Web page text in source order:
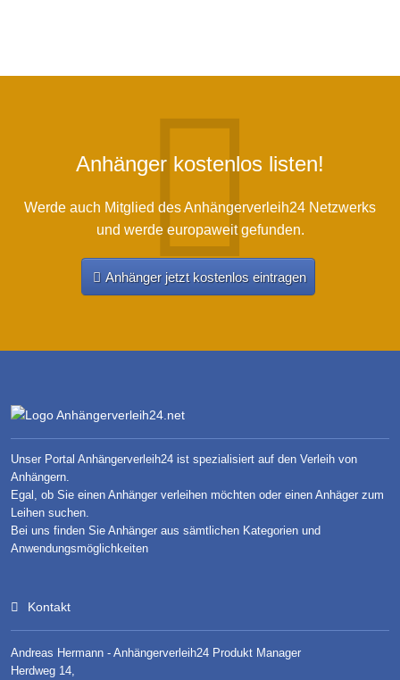
Anhänger kostenlos listen!
Werde auch Mitglied des Anhängerverleih24 Netzwerks
und werde europaweit gefunden.
Anhänger jetzt kostenlos eintragen
Unser Portal Anhängerverleih24 ist spezialisiert auf den Verleih von
Anhängern.
Egal, ob Sie einen Anhänger verleihen möchten oder einen Anhäger zum
Leihen suchen.
Bei uns finden Sie Anhänger aus sämtlichen Kategorien und
Anwendungsmöglichkeiten
Kontakt
Andreas Hermann - Anhängerverleih24 Produkt Manager
Herdweg 14,